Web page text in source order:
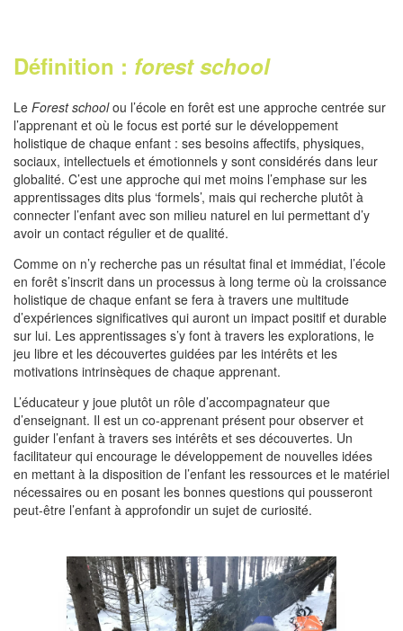
Définition : forest school
Le Forest schoolou l’école en forêt est une approche centrée sur
l’apprenant et où le focus est porté sur le développement
holistique de chaque enfant : ses besoins affectifs, physiques,
sociaux, intellectuels et émotionnels y sont considérés dans leur
globalité. C’est une approche qui met moins l’emphase sur les
apprentissages dits plus ‘formels’, mais qui recherche plutôt à
connecter l’enfant avec son milieu naturel en lui permettant d’y
avoir un contact régulier et de qualité.
Comme on n’y recherche pas un résultat final et immédiat, l’école
en forêt s’inscrit dans un processus à long terme où la croissance
holistique de chaque enfant se fera à travers une multitude
d’expériences significatives qui auront un impact positif et durable
sur lui. Les apprentissages s’y font à travers les explorations, le
jeu libre et les découvertes guidées par les intérêts et les
motivations intrinsèques de chaque apprenant.
L’éducateur y joue plutôt un rôle d’accompagnateur que
d’enseignant. Il est un co-apprenant présent pour observer et
guider l’enfant à travers ses intérêts et ses découvertes. Un
facilitateur qui encourage le développement de nouvelles idées
en mettant à la disposition de l’enfant les ressources et le matériel
nécessaires ou en posant les bonnes questions qui pousseront
peut-être l’enfant à approfondir un sujet de curiosité.